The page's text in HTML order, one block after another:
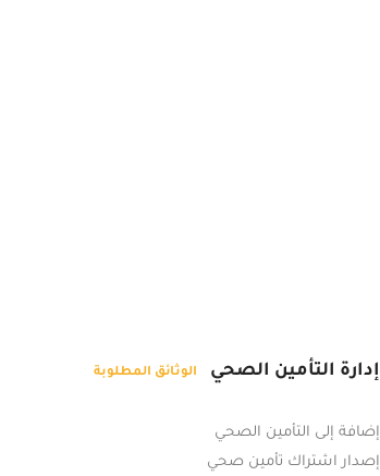
إدارة التأمين الصحي الوثائق المطلوبة
إضافة إلى التأمين الصحي
إصدار اشتراك تأمين صحي